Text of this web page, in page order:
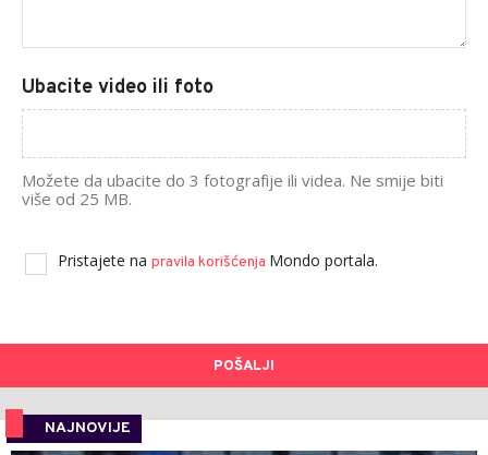
Ubacite video ili foto
Možete da ubacite do 3 fotografije ili videa. Ne smije biti
više od 25 MB.
Pristajete na pravila korišćenja Mondo portala.
POŠALJI
NAJNOVIJE